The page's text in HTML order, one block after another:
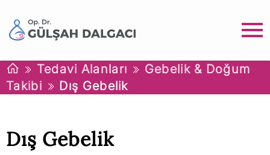
Tedavi Alanları
Gebelik & Doğum
Takibi
Dış Gebelik
Dış Gebelik